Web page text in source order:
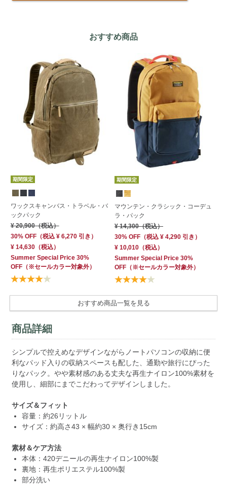
おすすめ商品
期間限定
ワックスキャンバス・トラベル・バ
ックパック
¥ 20,900（税込）
30% OFF（税込 ¥ 6,270引き）
¥ 14,630（税込）
Summer Special Price 30%
OFF（※セールカラー対象外）
期間限定
マウンテン・クラシック・コーデュ
ラ・パック
¥ 14,300（税込）
30% OFF （税込 ¥ 4,290 引き）
¥ 10,010 （税込）
Summer Special Price 30%
OFF （※セールカラー対象外）
おすすめ商品一覧を見る
商品詳細
シンプルで控えめなデザインながらノートパソコンの収納に便
利なパッド入りの収納スペースも配した、通勤や旅行にぴった
りなパック。やや素材感のある丈夫な再生ナイロン100%素材を
使用し、細部にまでこだわってデザインしました。
サイズ＆フィット
容量：約26リットル
サイズ：約高さ43 × 幅約30 × 奥行き15cm
素材＆ケア方法
本体：420デニールの再生ナイロン100%製
裏地：再生ポリエステル100%製
部分洗い